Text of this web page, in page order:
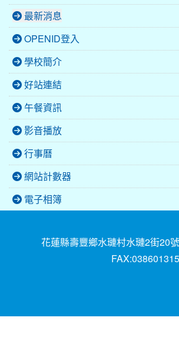
最新消息
OPENID登入
學校簡介
好站連結
午餐資訊
影音播放
行事曆
網站計數器
電子相簿
花蓮縣壽豐鄉水璉村水璉2街20
FAX:038601315